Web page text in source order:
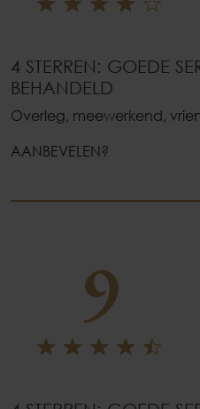
4 STERREN: GOEDE
BEHANDELD
Overleg, meewerkend,
AANBEVELEN?
9